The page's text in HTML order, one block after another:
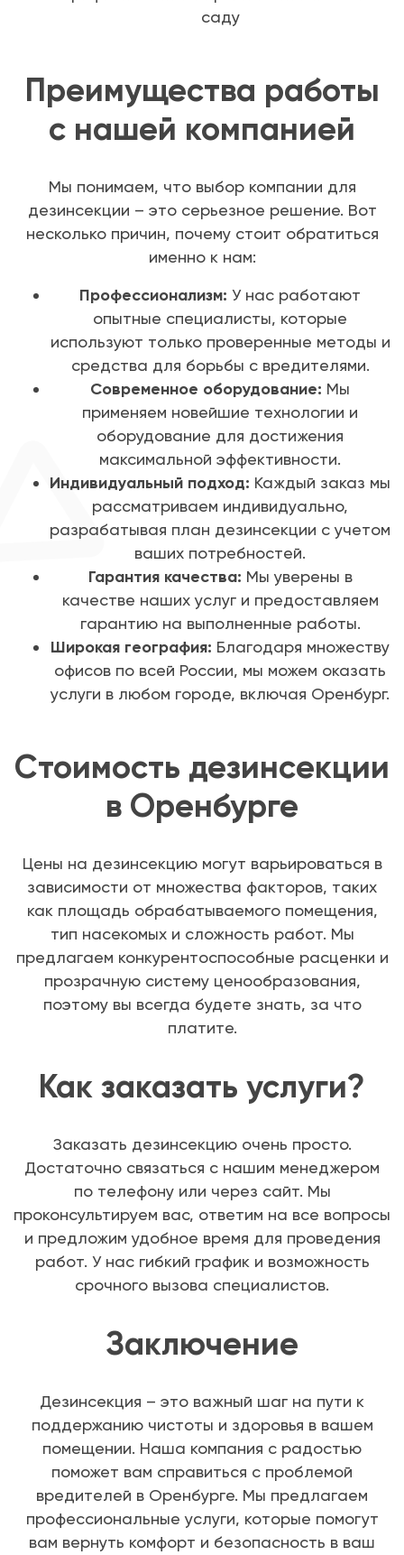
саду
Преимущества работы
с нашей компанией
Мы понимаем, что выбор компании для
дезинсекции – это серьезное решение. Вот
несколько причин, почему стоит обратиться
именно к нам:
Профессионализм: У нас работают
опытные специалисты, которые
используют только проверенные методы и
средства для борьбы с вредителями.
Современное оборудование: Мы
применяем новейшие технологии и
оборудование для достижения
максимальной эффективности.
Индивидуальный подход: Каждый заказ мы
рассматриваем индивидуально,
разрабатывая план дезинсекции с учетом
ваших потребностей.
Гарантия качества: Мы уверены в
качестве наших услуг и предоставляем
гарантию на выполненные работы.
Широкая география: Благодаря множеству
офисов по всей России, мы можем оказать
услуги в любом городе, включая Оренбург.
Стоимость дезинсекции
в Оренбурге
Цены на дезинсекцию могут варьироваться в
зависимости от множества факторов, таких
как площадь обрабатываемого помещения,
тип насекомых и сложность работ. Мы
предлагаем конкурентоспособные расценки и
прозрачную систему ценообразования,
поэтому вы всегда будете знать, за что
платите.
Как заказать услуги?
Заказать дезинсекцию очень просто.
Достаточно связаться с нашим менеджером
по телефону или через сайт. Мы
проконсультируем вас, ответим на все вопросы
и предложим удобное время для проведения
работ. У нас гибкий график и возможность
срочного вызова специалистов.
Заключение
Дезинсекция – это важный шаг на пути к
поддержанию чистоты и здоровья в вашем
помещении. Наша компания с радостью
поможет вам справиться с проблемой
вредителей в Оренбурге. Мы предлагаем
профессиональные услуги, которые помогут
вам вернуть комфорт и безопасность в ваш